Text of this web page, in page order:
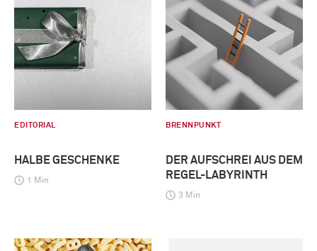
EDITORIAL
HALBE GESCHENKE
1 Min
BRENNPUNKT
DER AUFSCHREI AUS DEM
REGEL-LABYRINTH
3 Min